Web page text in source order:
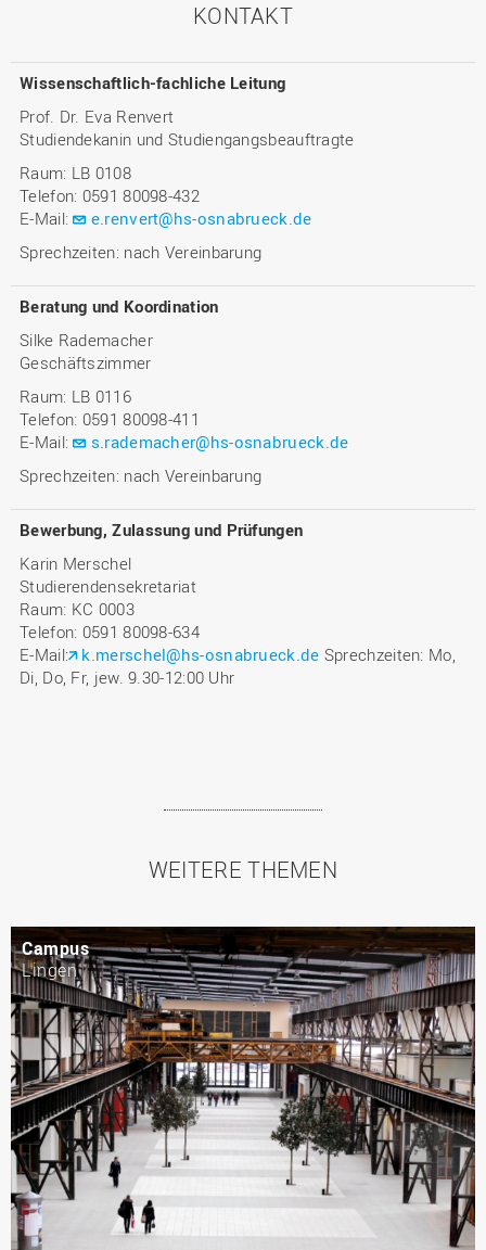
KONTAKT
Wissenschaftlich-fachliche Leitung
Prof. Dr. Eva Renvert
Studiendekanin und Studiengangsbeauftragte
Raum: LB 0108
Telefon: 0591 80098-432
E-Mail:
e.renvert@hs-osnabrueck.de
Sprechzeiten: nach Vereinbarung
Beratung und Koordination
Silke Rademacher
Geschäftszimmer
Raum: LB 0116
Telefon: 0591 80098-411
E-Mail:
s.rademacher@hs-osnabrueck.de
Sprechzeiten: nach Vereinbarung
Bewerbung, Zulassung und Prüfungen
Karin Merschel
Studierendensekretariat
Raum: KC 0003
Telefon: 0591 80098-634
E-Mail:
k.merschel@hs-osnabrueck.de Sprechzeiten: Mo,
Di, Do, Fr, jew. 9.30-12:00 Uhr
WEITERE THEMEN
Campus
Lingen